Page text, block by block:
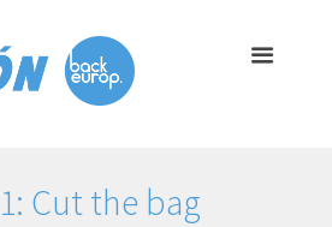
Cut the bag